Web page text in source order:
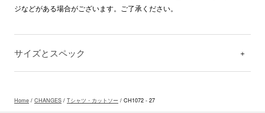
ジなどがある場合がございます。ご了承ください。
サイズとスペック
Home / CHANGES / Tシャツ・カットソー / CH1072 - 27